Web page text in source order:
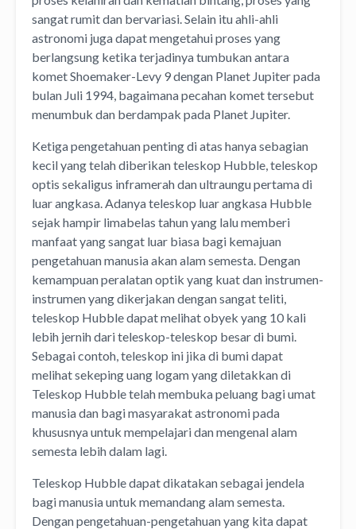
sangat rumit dan bervariasi. Selain itu ahli-ahli
astronomi juga dapat mengetahui proses yang
berlangsung ketika terjadinya tumbukan antara
komet Shoemaker-Levy 9 dengan Planet Jupiter pada
bulan Juli 1994, bagaimana pecahan komet tersebut
menumbuk dan berdampak pada Planet Jupiter.
Ketiga pengetahuan penting di atas hanya sebagian
kecil yang telah diberikan teleskop Hubble, teleskop
optis sekaligus inframerah dan ultraungu pertama di
luar angkasa. Adanya teleskop luar angkasa Hubble
sejak hampir limabelas tahun yang lalu memberi
manfaat yang sangat luar biasa bagi kemajuan
pengetahuan manusia akan alam semesta. Dengan
kemampuan peralatan optik yang kuat dan instrumen-
instrumen yang dikerjakan dengan sangat teliti,
teleskop Hubble dapat melihat obyek yang 10 kali
lebih jernih dari teleskop-teleskop besar di bumi.
Sebagai contoh, teleskop ini jika di bumi dapat
melihat sekeping uang logam yang diletakkan di
Teleskop Hubble telah membuka peluang bagi umat
manusia dan bagi masyarakat astronomi pada
khususnya untuk mempelajari dan mengenal alam
semesta lebih dalam lagi.
Teleskop Hubble dapat dikatakan sebagai jendela
bagi manusia untuk memandang alam semesta.
Dengan pengetahuan-pengetahuan yang kita dapat